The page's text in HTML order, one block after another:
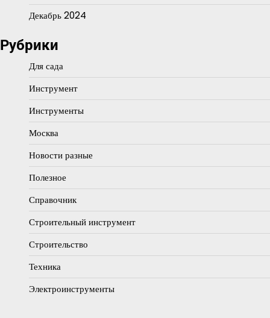
Декабрь 2024
Рубрики
Для сада
Инструмент
Инструменты
Москва
Новости разные
Полезное
Справочник
Строительный инструмент
Строительство
Техника
Электроинструменты